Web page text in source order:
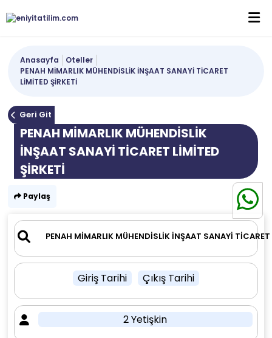
Anasayfa
Oteller
PENAH MİMARLIK MÜHENDİSLİK İNŞAAT SANAYİ TİCARET
LİMİTED ŞİRKETİ
Geri Git
PENAH MİMARLIK MÜHENDİSLİK
İNŞAAT SANAYİ TİCARET LİMİTED
ŞİRKETİ
Paylaş
Giriş Tarihi Çıkış Tarihi
2 Yetişkin